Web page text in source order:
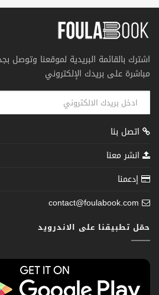
اشترك بالقائمة البريدية لموقعنا وتوصل
مباشرة على بريدك الإلكتروني
اتصل بنا
انشر معنا
إدعمنا
contact@foulabook.com
حمّل تطبيقنا على الاندرويد